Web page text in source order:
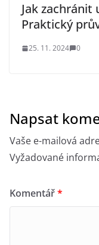
Jak
Praktický
25. 11. 2024 0
Napsat
Vaše e-mailová
Vyžadované
Komentář*